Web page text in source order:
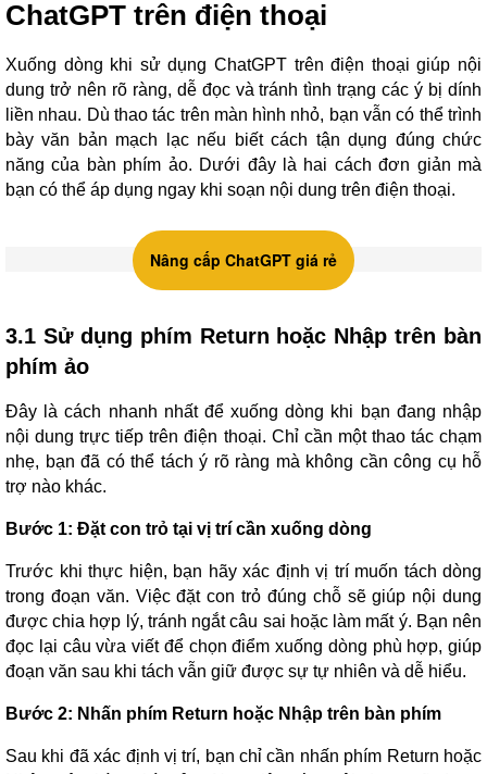
ChatGPT trên điện thoại
Xuống dòng khi sử dụng ChatGPT trên điện thoại giúp nội
dung trở nên rõ ràng, dễ đọc và tránh tình trạng các ý bị dính
liền nhau. Dù thao tác trên màn hình nhỏ, bạn vẫn có thể trình
bày văn bản mạch lạc nếu biết cách tận dụng đúng chức
năng của bàn phím ảo. Dưới đây là hai cách đơn giản mà
bạn có thể áp dụng ngay khi soạn nội dung trên điện thoại.
Nâng cấp ChatGPT giá rẻ
3.1 Sử dụng phím Return hoặc Nhập trên bàn
phím ảo
Đây là cách nhanh nhất để xuống dòng khi bạn đang nhập
nội dung trực tiếp trên điện thoại. Chỉ cần một thao tác chạm
nhẹ, bạn đã có thể tách ý rõ ràng mà không cần công cụ hỗ
trợ nào khác.
Bước 1: Đặt con trỏ tại vị trí cần xuống dòng
Trước khi thực hiện, bạn hãy xác định vị trí muốn tách dòng
trong đoạn văn. Việc đặt con trỏ đúng chỗ sẽ giúp nội dung
được chia hợp lý, tránh ngắt câu sai hoặc làm mất ý. Bạn nên
đọc lại câu vừa viết để chọn điểm xuống dòng phù hợp, giúp
đoạn văn sau khi tách vẫn giữ được sự tự nhiên và dễ hiểu.
Bước 2: Nhấn phím Return hoặc Nhập trên bàn phím
Sau khi đã xác định vị trí, bạn chỉ cần nhấn phím Return hoặc